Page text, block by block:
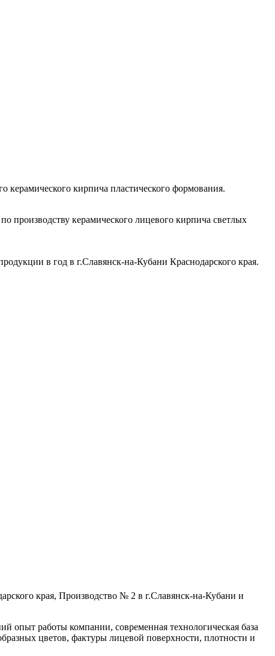
керамического кирпича пластического формования.
производству керамического лицевого кирпича светлых
в год в г.Славянск-на-Кубани Краснодарского края.
края, Производство № 2 в г.Славянск-на-Кубани и
опыт работы компании, современная технологическая база
цветов, фактуры лицевой поверхности, плотности и